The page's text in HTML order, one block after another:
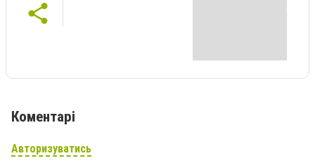
Коментарі
Авторизуватись